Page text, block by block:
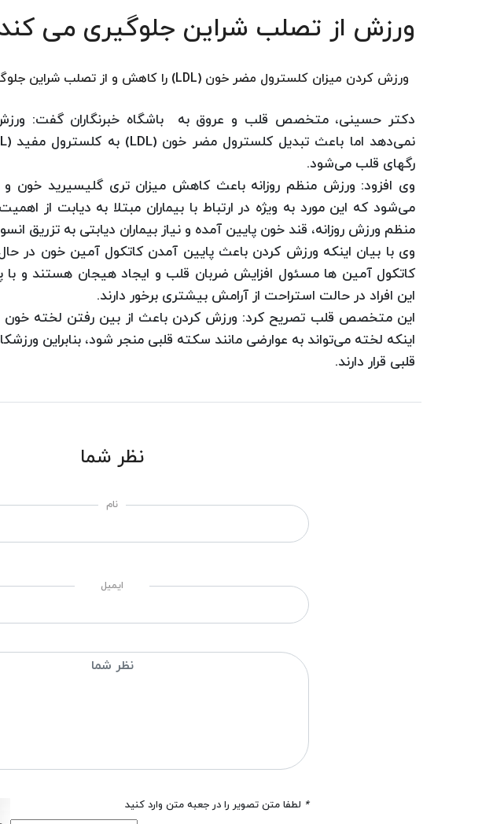
ورزش از تصلب شراین جلوگیری می
ورزش كردن میزان كلسترول مضر خون (LDL) را كاهش و از تصلب شراین جلوگیری می كند.
دكتر حسینی، متخصص قلب و عروق به باشگاه خبرنگاران گفت:
رگهای قلب می‌شود.
وی افزود: ورزش منظم روزانه باعث كاهش میزان تری گلیسیرید خون
می‌شود كه این مورد به ویژه در ارتباط با بیماران مبتلا به دیابت از اهمیت
منظم ورزش روزانه، قند خون پایین آمده و نیاز بیماران دیابتی به تزریق
وی با بیان اینكه ورزش كردن باعث پایین آمدن كاتكول آمین خون در
كاتكول آمین ها مسئول افزایش ضربان قلب و ایجاد هیجان هستند و با
این افراد در حالت استراحت از آرامش بیشتری برخور دارند.
این متخصص قلب تصریح كرد: ورزش كردن باعث از بین رفتن لخته خون
اینكه لخته می‌تواند به عوارضی مانند سكته قلبی منجر شود، بنابراین
قلبی قرار دارند.
نظر شما
نام
ایمیل
* لطفا متن تصویر را در جعبه متن وارد کنید